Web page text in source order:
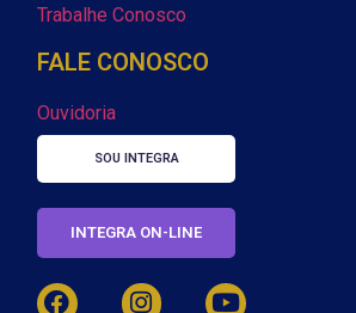
Trabalhe Conosco
FALE CONOSCO
Ouvidoria
SOU INTEGRA
INTEGRA ON-LINE